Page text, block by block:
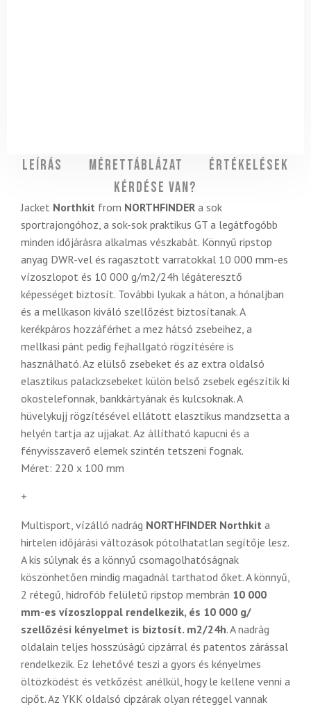
Leírás Mérettáblázat
Értékelések
Kérdése van?
Jacket Northkit from NORTHFINDER a sok
sportrajongóhoz, a sok-sok praktikus GT a legátfogóbb
minden időjárásra alkalmas vészkabát. Könnyű ripstop
anyag DWR-vel és ragasztott varratokkal 10 000 mm-es
vízoszlopot és 10 000 g/m2/24h légáteresztő
képességet biztosít. További lyukak a háton, a hónaljban
és a mellkason kiváló szellőzést biztosítanak. A
kerékpáros hozzáférhet a mez hátsó zsebeihez, a
mellkasi pánt pedig fejhallgató rögzítésére is
használható. Az elülső zsebeket és az extra oldalsó
elasztikus palackzsebeket külön belső zsebek egészítik ki
okostelefonnak, bankkártyának és kulcsoknak. A
hüvelykujj rögzítésével ellátott elasztikus mandzsetta a
helyén tartja az ujjakat. Az állítható kapucni és a
fényvisszaverő elemek szintén tetszeni fognak.
Méret: 220 x 100 mm
+
Multisport, vízálló nadrág NORTHFINDER Northkit a
hirtelen időjárási változások pótolhatatlan segítője lesz.
A kis súlynak és a könnyű csomagolhatóságnak
köszönhetően mindig magadnál tarthatod őket. A könnyű,
2 rétegű, hidrofób felületű ripstop membrán 10 000
mm-es vízoszloppal rendelkezik, és 10 000 g/
szellőzési kényelmet is biztosít. m2/24h. A nadrág
oldalain teljes hosszúságú cipzárral és patentos zárással
rendelkezik. Ez lehetővé teszi a gyors és kényelmes
öltözködést és vetkőzést anélkül, hogy le kellene venni a
cipőt. Az YKK oldalsó cipzárak olyan réteggel vannak